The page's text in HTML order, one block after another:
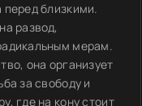
перед близкими.
развод,
мерам.
она организует
за свободу и
где на кону стоит